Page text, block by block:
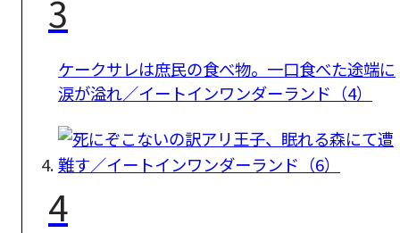
3
ケークサレは庶民の食べ物。一口食べた途端に
涙が溢れ／イートインワンダーランド（4）
4